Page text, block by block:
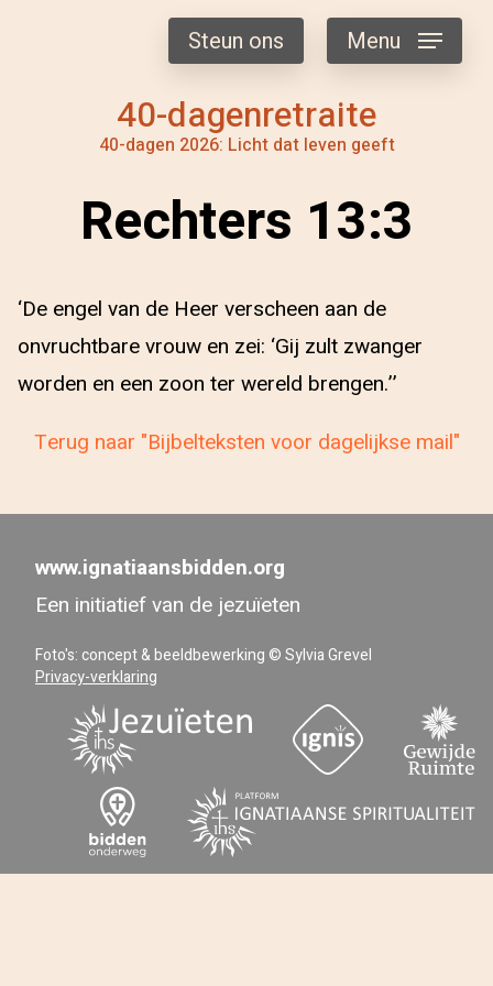
40-dagenretraite
40-dagen 2026: Licht dat leven geeft
Steun ons Menu
Rechters 13:3
‘De engel van de Heer verscheen aan de
onvruchtbare vrouw en zei: ‘Gij zult zwanger
worden en een zoon ter wereld brengen.’’
Terug naar "Bijbelteksten voor dagelijkse mail"
www.ignatiaansbidden.org
Een initiatief van de jezuïeten
Foto's: concept & beeldbewerking © Sylvia Grevel
Privacy-verklaring